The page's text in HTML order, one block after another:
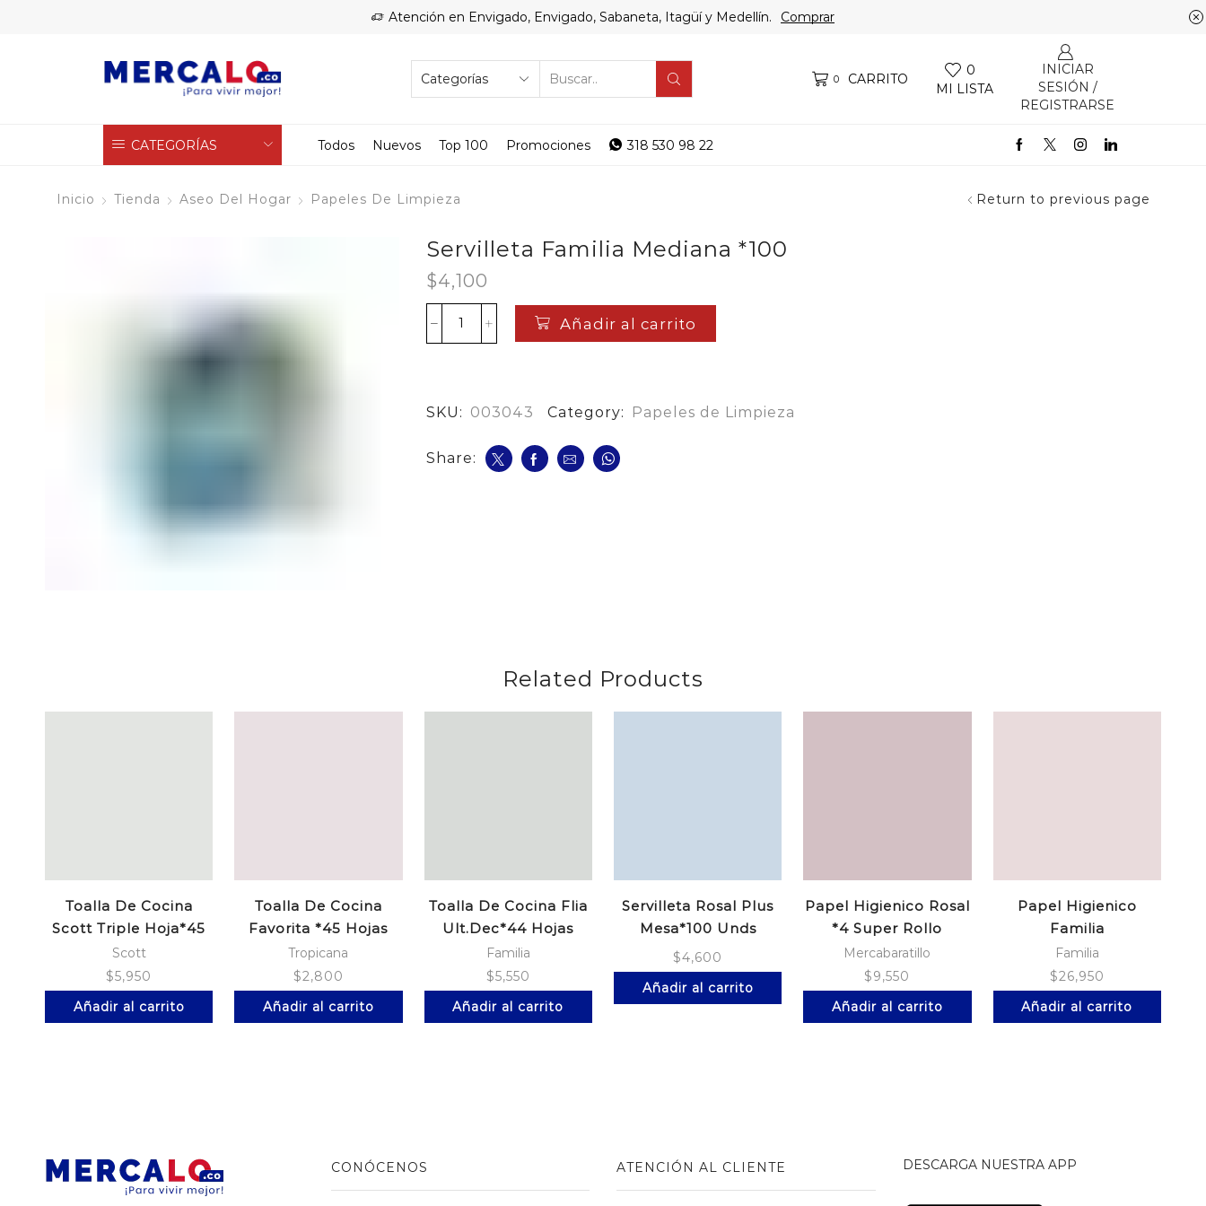
Atención en Envigado, Envigado, Sabaneta, Itagüí y Medellín. Comprar
SEARCH
0 CARRITO
0
MI LISTA
INICIAR
SESIÓN /
REGISTRARSE
CATEGORÍAS Todos Nuevos Top 100 Promociones 318 530 98 22
Inicio Tienda Aseo Del Hogar Papeles De Limpieza Return to previous page
Servilleta Familia Mediana *100
$4,100
Servilleta
Familia
cantidad
Añadir al carrito
SKU: 003043 Category: Papeles de Limpieza
Share:
Related Products
Toalla De Cocina
Scott Triple Hoja*45
Scott
$5,950
Añadir al carrito
Toalla De Cocina
Favorita *45 Hojas
Tropicana
$2,800
Añadir al carrito
Toalla De Cocina Flia
Ult.Dec*44 Hojas
Familia
$5,550
Añadir al carrito
Servilleta Rosal Plus
Mesa*100 Unds
$4,600
Añadir al carrito
Papel Higienico Rosal
*4 Super Rollo
Mercabaratillo
$9,550
Añadir al carrito
Papel Higienico
Familia
Mega*12Rollos
Familia
$26,950
Añadir al carrito
CONÓCENOS ATENCIÓN AL CLIENTE DESCARGA NUESTRA APP